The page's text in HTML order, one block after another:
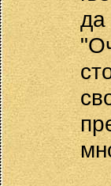
да